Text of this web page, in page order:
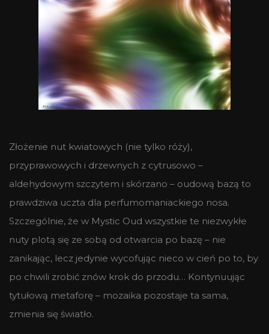
Złożenie nut kwiatowych (nie tylko róży),
przyprawowych i drzewnych z cytrusowo –
aldehydowym szczytem i skórzano – oudową bazą to
prawdziwa uczta dla perfumomaniackiego nosa.
Szczególnie, że w Mystic Oud wszystkie te niezwykłe
nuty plotą się ze sobą od otwarcia po bazę – nie
zanikając, lecz jedynie wycofując nieco w cień po to, by
po chwili zrobić znów krok do przodu… Kontynuując
tytułową metaforę – mozaika pozostaje ta sama,
zmienia się światło.